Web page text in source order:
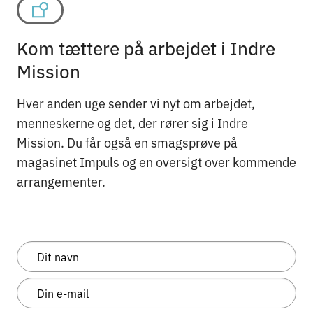
Kom tættere på arbejdet i Indre
Mission
Hver anden uge sender vi nyt om arbejdet,
menneskerne og det, der rører sig i Indre
Mission. Du får også en smagsprøve på
magasinet Impuls og en oversigt over kommende
arrangementer.